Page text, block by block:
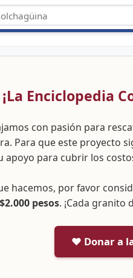
Enciclopedia
con pasión para
Para que este proyecto
apoyo para cubrir los
hacemos, por favor
$2.000 pesos. ¡Cada granito
❤️ Donar a